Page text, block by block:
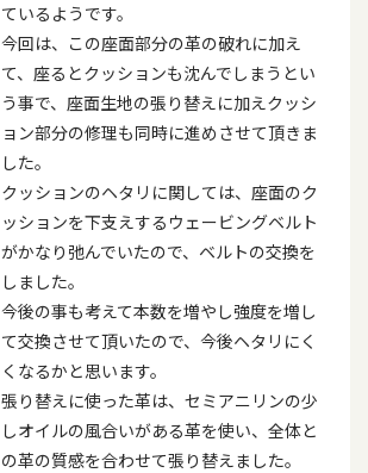
ているようです。
今回は、この座面部分の革の破れに加え
て、座るとクッションも沈んでしまうとい
う事で、座面生地の張り替えに加えクッシ
ョン部分の修理も同時に進めさせて頂きま
した。
クッションのヘタリに関しては、座面のク
ッションを下支えするウェービングベルト
がかなり弛んでいたので、ベルトの交換を
しました。
今後の事も考えて本数を増やし強度を増し
て交換させて頂いたので、今後ヘタリにく
くなるかと思います。
張り替えに使った革は、セミアニリンの少
しオイルの風合いがある革を使い、全体と
の革の質感を合わせて張り替えました。